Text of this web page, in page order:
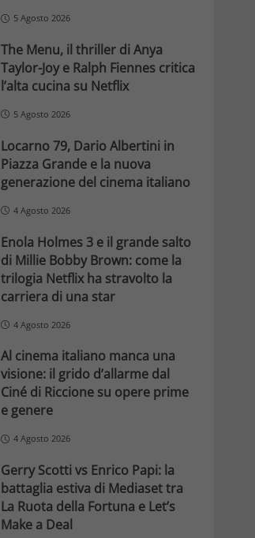
5 Agosto 2026
The Menu, il thriller di Anya
Taylor-Joy e Ralph Fiennes critica
l’alta cucina su Netflix
5 Agosto 2026
Locarno 79, Dario Albertini in
Piazza Grande e la nuova
generazione del cinema italiano
4 Agosto 2026
Enola Holmes 3 e il grande salto
di Millie Bobby Brown: come la
trilogia Netflix ha stravolto la
carriera di una star
4 Agosto 2026
Al cinema italiano manca una
visione: il grido d’allarme dal
Ciné di Riccione su opere prime
e genere
4 Agosto 2026
Gerry Scotti vs Enrico Papi: la
battaglia estiva di Mediaset tra
La Ruota della Fortuna e Let’s
Make a Deal